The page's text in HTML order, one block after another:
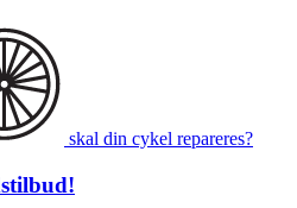
skal din cykel repareres?